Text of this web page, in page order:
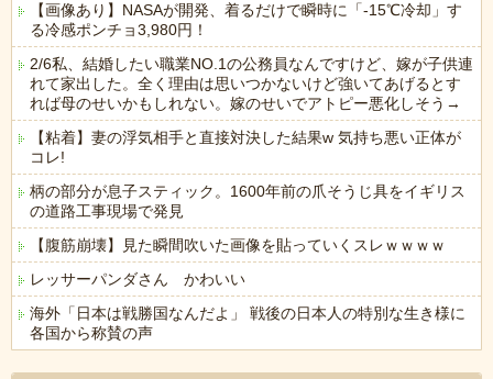
【画像あり】NASAが開発、着るだけで瞬時に「-15℃冷却」す
る冷感ポンチョ3,980円！
2/6私、結婚したい職業NO.1の公務員なんですけど、嫁が子供連
れて家出した。全く理由は思いつかないけど強いてあげるとす
れば母のせいかもしれない。嫁のせいでアトピー悪化しそう→
【粘着】妻の浮気相手と直接対決した結果w 気持ち悪い正体が
コレ!
柄の部分が息子スティック。1600年前の爪そうじ具をイギリス
の道路工事現場で発見
【腹筋崩壊】見た瞬間吹いた画像を貼っていくスレｗｗｗｗ
レッサーパンダさん かわいい
海外「日本は戦勝国なんだよ」 戦後の日本人の特別な生き様に
各国から称賛の声